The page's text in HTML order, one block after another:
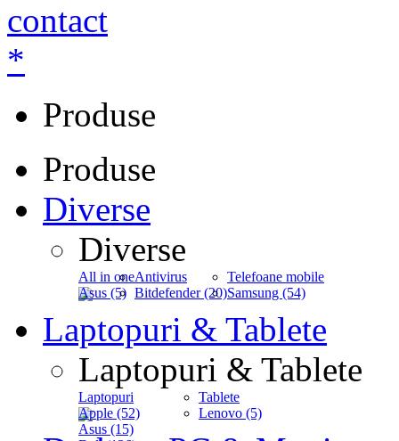
contact
*
Produse
Produse
Diverse
Diverse
All in one
Asus (5)
Antivirus
Bitdefender (20)
Telefoane mobile
Samsung (54)
Laptopuri & Tablete
Laptopuri & Tablete
Laptopuri
Apple (52)
Asus (15)
Tablete
Lenovo (5)